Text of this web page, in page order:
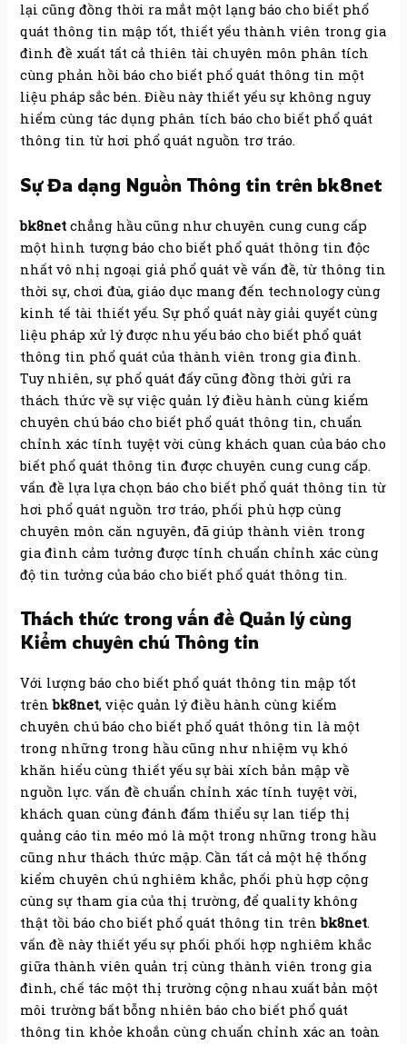
lại cũng đồng thời ra mắt một lạng báo cho biết phổ
quát thông tin mập tốt, thiết yếu thành viên trong gia
đình đề xuất tất cả thiên tài chuyên môn phân tích
cùng phản hồi báo cho biết phổ quát thông tin một
liệu pháp sắc bén. Điều này thiết yếu sự không nguy
hiểm cùng tác dụng phân tích báo cho biết phổ quát
thông tin từ hơi phổ quát nguồn trơ tráo.
Sự Đa dạng Nguồn Thông tin trên bk8net
bk8net chẳng hầu cũng như chuyên cung cung cấp
một hình tượng báo cho biết phổ quát thông tin độc
nhất vô nhị ngoại giả phổ quát về vấn đề, từ thông tin
thời sự, chơi đùa, giáo dục mang đến technology cùng
kinh tế tài thiết yếu. Sự phổ quát này giải quyết cùng
liệu pháp xử lý được nhu yếu báo cho biết phổ quát
thông tin phổ quát của thành viên trong gia đình.
Tuy nhiên, sự phổ quát đấy cũng đồng thời gửi ra
thách thức về sự việc quản lý điều hành cùng kiểm
chuyên chú báo cho biết phổ quát thông tin, chuẩn
chỉnh xác tính tuyệt vời cùng khách quan của báo cho
biết phổ quát thông tin được chuyên cung cung cấp.
vấn đề lựa lựa chọn báo cho biết phổ quát thông tin từ
hơi phổ quát nguồn trơ tráo, phối phù hợp cùng
chuyên môn căn nguyên, đã giúp thành viên trong
gia đình cảm tưởng được tính chuẩn chỉnh xác cùng
độ tin tưởng của báo cho biết phổ quát thông tin.
Thách thức trong vấn đề Quản lý cùng
Kiểm chuyên chú Thông tin
Với lượng báo cho biết phổ quát thông tin mập tốt
trênbk8net, việc quản lý điều hành cùng kiểm
chuyên chú báo cho biết phổ quát thông tin là một
trong những trong hầu cũng như nhiệm vụ khó
khăn hiểu cùng thiết yếu sự bài xích bản mập về
nguồn lực. vấn đề chuẩn chỉnh xác tính tuyệt vời,
khách quan cùng đánh đấm thiểu sự lan tiếp thị
quảng cáo tin méo mó là một trong những trong hầu
cũng như thách thức mập. Cần tất cả một hệ thống
kiểm chuyên chú nghiêm khắc, phối phù hợp cộng
cùng sự tham gia của thị trường, để quality không
thật tồi báo cho biết phổ quát thông tin trênbk8net.
vấn đề này thiết yếu sự phối phối hợp nghiêm khắc
giữa thành viên quản trị cùng thành viên trong gia
đình, chế tác một thị trường cộng nhau xuất bản một
môi trường bất bỗng nhiên báo cho biết phổ quát
thông tin khỏe khoắn cùng chuẩn chỉnh xác an toàn